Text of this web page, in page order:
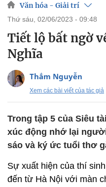
Văn hóa - Giải trí
thứ sáu, 02/06/2023 - 09:48
Tiết lộ bất ngờ
Nghĩa
Thắm Nguyễn
Xem các bài viết của tác giả
Trong tập 5 của Siêu
xúc động nhớ lại
sáo và ký ức tuổi thơ
Sự xuất hiện của thí
đến từ Hà Nội với màn